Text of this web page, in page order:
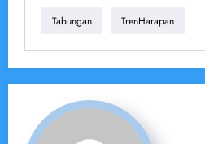
Tabungan TrenHarapan